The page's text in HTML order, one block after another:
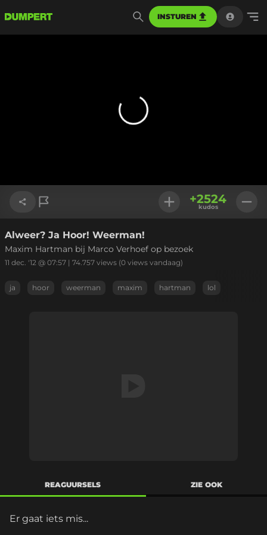
INSTUREN
Link kopiëren
+2524
kudos
Alweer? Ja Hoor! Weerman!
Maxim Hartman bij Marco Verhoef op bezoek
11 dec. '12 @ 07:57 | 74.757 views (0 views vandaag)
ja hoor weerman maxim hartman lol
REAGUURSELS ZIE OOK
Er gaat iets mis...